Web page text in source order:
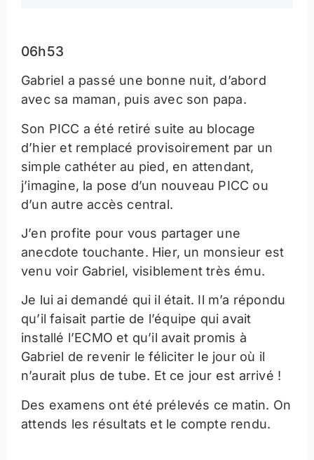
06h53
Gabriel a passé une bonne nuit, d’abord
avec sa maman, puis avec son papa.
Son PICC a été retiré suite au blocage
d’hier et remplacé provisoirement par un
simple cathéter au pied, en attendant,
j’imagine, la pose d’un nouveau PICC ou
d’un autre accès central.
J’en profite pour vous partager une
anecdote touchante. Hier, un monsieur est
venu voir Gabriel, visiblement très ému.
Je lui ai demandé qui il était. Il m’a répondu
qu’il faisait partie de l’équipe qui avait
installé l’ECMO et qu’il avait promis à
Gabriel de revenir le féliciter le jour où il
n’aurait plus de tube. Et ce jour est arrivé !
Des examens ont été prélevés ce matin. On
attends les résultats et le compte rendu.